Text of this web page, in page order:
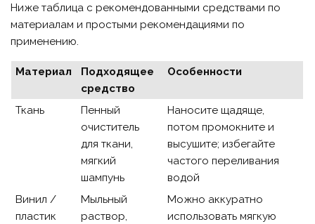
Ниже таблица с рекомендованными средствами по
материалам и простыми рекомендациями по
применению.
Материал
Подходящее
средство
Особенности
Ткань
Пенный
очиститель
для ткани,
мягкий
шампунь
Наносите щадяще,
потом промокните и
высушите; избегайте
частого переливания
водой
Винил /
пластик
Мыльный
раствор,
Можно аккуратно
использовать мягкую